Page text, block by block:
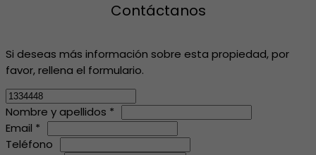
Contáctanos
Si deseas más información sobre esta propiedad, por
favor, rellena el formulario.
Nombre y apellidos *
Email *
Teléfono